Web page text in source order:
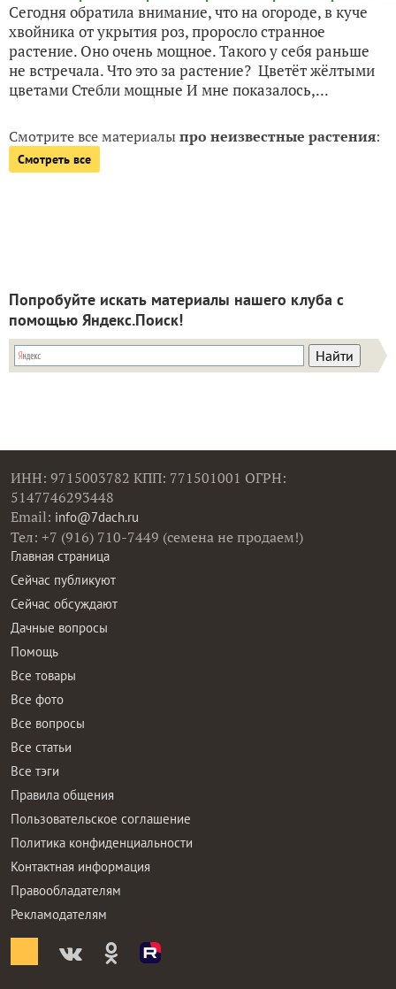
Сегодня обратила внимание, что на огороде, в куче
хвойника от укрытия роз, проросло странное
растение. Оно очень мощное. Такого у себя раньше
не встречала. Что это за растение? Цветёт жёлтыми
цветами Стебли мощные И мне показалось,...
Смотрите все материалыпро неизвестные растения:
Смотреть все
Попробуйте искать материалы нашего клуба с
помощью Яндекс.Поиск!
ИНН: 9715003782 КПП: 771501001 ОГРН:
5147746293448
Email: info@7dach.ru
Тел: +7 (916) 710-7449 (семена не продаем!)
Главная страница
Сейчас публикуют
Сейчас обсуждают
Дачные вопросы
Помощь
Все товары
Все фото
Все вопросы
Все статьи
Все тэги
Правила общения
Пользовательское соглашение
Политика конфиденциальности
Контактная информация
Правообладателям
Рекламодателям